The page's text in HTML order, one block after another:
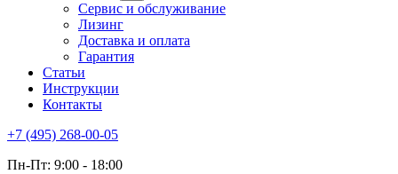
Сервис и обслуживание
Лизинг
Доставка и оплата
Гарантия
Статьи
Инструкции
Контакты
+7 (495) 268-00-05
Пн-Пт: 9:00 - 18:00